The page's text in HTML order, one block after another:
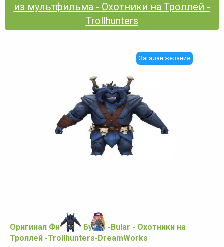
из мультфильма - Охотники на Троллей -
Trollhunters
Загадай желание
Оригинал Фигурка Булар -Bular - Охотники на
Троллей -Trollhunters-DreamWorks